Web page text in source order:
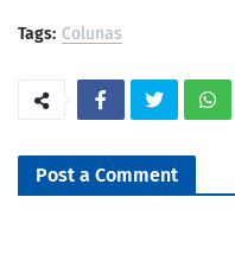
Tags: Colunas
Post a Comment